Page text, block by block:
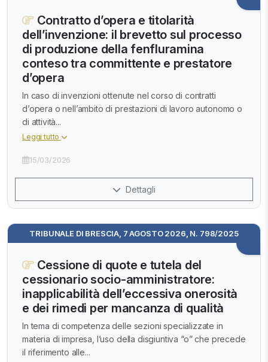
Contratto d’opera e titolarità
dell’invenzione: il brevetto sul processo
di produzione della fenfluramina
conteso tra committente e prestatore
d’opera
In caso di invenzioni ottenute nel corso di contratti
d’opera o nell’ambito di prestazioni di lavoro autonomo o
di attività...
Leggi tutto
15/03/2026
Dettagli
TRIBUNALE DI BRESCIA, 7 AGOSTO 2026, N. 798/2025
Cessione di quote e tutela del
cessionario socio-amministratore:
inapplicabilità dell’eccessiva onerosità
e dei rimedi per mancanza di qualità
In tema di competenza delle sezioni specializzate in
materia di impresa, l’uso della disgiuntiva “o” che precede
il riferimento alle...